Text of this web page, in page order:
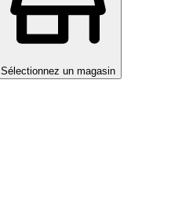
Sélectionnez un magasin